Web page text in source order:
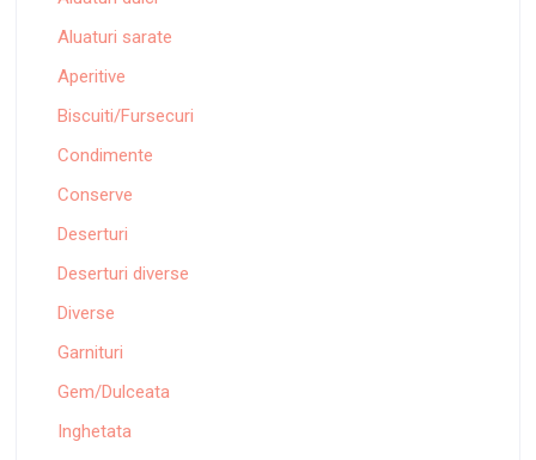
Aluaturi sarate
Aperitive
Biscuiti/Fursecuri
Condimente
Conserve
Deserturi
Deserturi diverse
Diverse
Garnituri
Gem/Dulceata
Inghetata